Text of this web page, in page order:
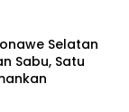
Selatan
Sabu, Satu